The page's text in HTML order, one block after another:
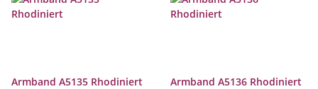
Armband A5135 Rhodiniert
Armband A5136 Rhodiniert